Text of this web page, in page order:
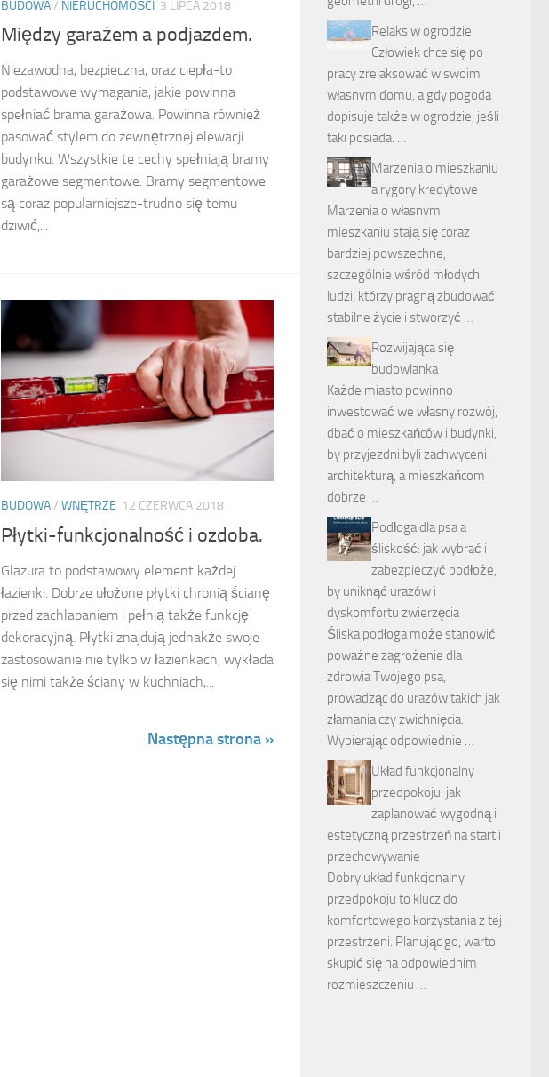
BUDOWA/ NIERUCHOMOŚCI 3 LIPCA 2018
Między garażem a podjazdem.
Niezawodna, bezpieczna, oraz ciepła-to
podstawowe wymagania, jakie powinna
spełniać brama garażowa. Powinna również
pasować stylem do zewnętrznej elewacji
budynku. Wszystkie te cechy spełniają bramy
garażowe segmentowe. Bramy segmentowe
są coraz popularniejsze-trudno się temu
dziwić,...
BUDOWA/ WNĘTRZE 12 CZERWCA 2018
Płytki-funkcjonalność i ozdoba.
Glazura to podstawowy element każdej
łazienki. Dobrze ułożone płytki chronią ścianę
przed zachlapaniem i pełnią także funkcję
dekoracyjną. Płytki znajdują jednakże swoje
zastosowanie nie tylko w łazienkach, wykłada
się nimi także ściany w kuchniach,...
Następna strona »
Relaks w ogrodzie
Człowiek chce się po
pracy zrelaksować w swoim
własnym domu, a gdy pogoda
dopisuje także w ogrodzie, jeśli
taki posiada. …
Marzenia o mieszkaniu
a rygory kredytowe
Marzenia o własnym
mieszkaniu stają się coraz
bardziej powszechne,
szczególnie wśród młodych
ludzi, którzy pragną zbudować
stabilne życie i stworzyć …
Rozwijająca się
budowlanka
Każde miasto powinno
inwestować we własny rozwój,
dbać o mieszkańców i budynki,
by przyjezdni byli zachwyceni
architekturą, a mieszkańcom
dobrze …
Podłoga dla psa a
śliskość: jak wybrać i
zabezpieczyć podłoże,
by uniknąć urazów i
dyskomfortu zwierzęcia
Śliska podłoga może stanowić
poważne zagrożenie dla
zdrowia Twojego psa,
prowadząc do urazów takich jak
złamania czy zwichnięcia.
Wybierając odpowiednie …
Układ funkcjonalny
przedpokoju: jak
zaplanować wygodną i
estetyczną przestrzeń na start i
przechowywanie
Dobry układ funkcjonalny
przedpokoju to klucz do
komfortowego korzystania z tej
przestrzeni. Planując go, warto
skupić się na odpowiednim
rozmieszczeniu …